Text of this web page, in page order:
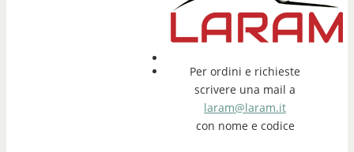
Per ordini e richieste
scrivere una mail a
laram@laram.it
con nome e codice